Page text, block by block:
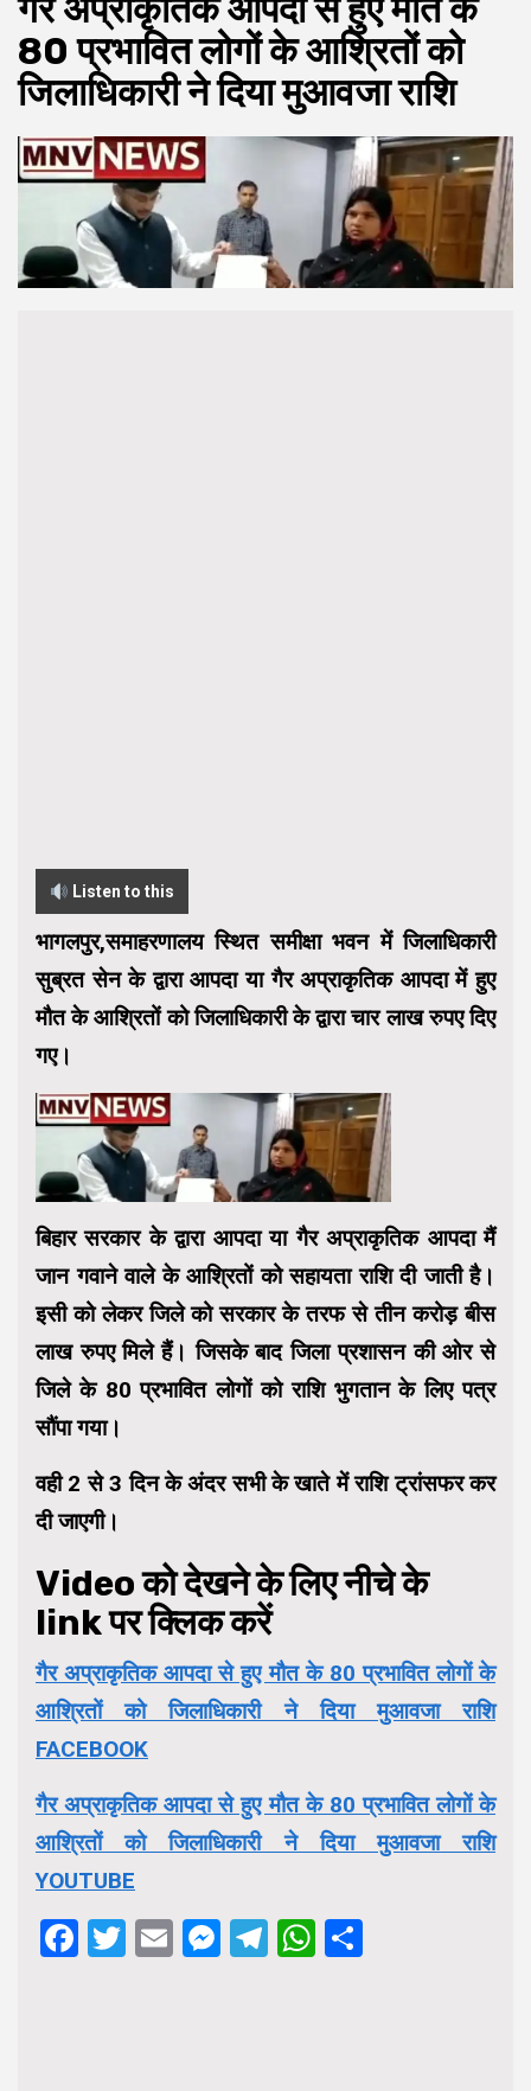
गैर अप्राकृतिक आपदा से हुए मौत के
80 प्रभावित लोगों के आश्रितों को
जिलाधिकारी ने दिया मुआवजा राशि
Listen to this
भागलपुर,समाहरणालय स्थित समीक्षा भवन में जिलाधिकारी
सुब्रत सेन के द्वारा आपदा या गैर अप्राकृतिक आपदा में हुए
मौत के आश्रितों को जिलाधिकारी के द्वारा चार लाख रुपए दिए
गए।
बिहार सरकार के द्वारा आपदा या गैर अप्राकृतिक आपदा मैं
जान गवाने वाले के आश्रितों को सहायता राशि दी जाती है।
इसी को लेकर जिले को सरकार के तरफ से तीन करोड़ बीस
लाख रुपए मिले हैं। जिसके बाद जिला प्रशासन की ओर से
जिले के 80 प्रभावित लोगों को राशि भुगतान के लिए पत्र
सौंपा गया।
वही 2 से 3 दिन के अंदर सभी के खाते में राशि ट्रांसफर कर
दी जाएगी।
Video को देखने के लिए नीचे के
link पर क्लिक करें
गैर अप्राकृतिक आपदा से हुए मौत के 80 प्रभावित लोगों के
आश्रितों को जिलाधिकारी ने दिया मुआवजा राशि
FACEBOOK
गैर अप्राकृतिक आपदा से हुए मौत के 80 प्रभावित लोगों के
आश्रितों को जिलाधिकारी ने दिया मुआवजा राशि
YOUTUBE
Facebook
Twitter
EmailMessenger
Telegram
WhatsApp